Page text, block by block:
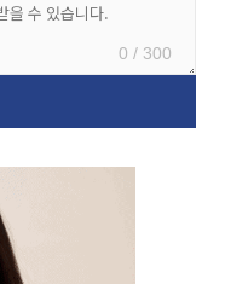
0 / 300